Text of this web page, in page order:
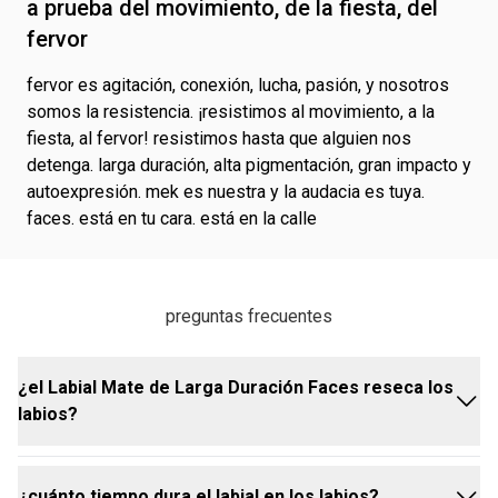
expresar tu belleza del espejo hacia adentro y de la puerta
hacia afuera. Y salir a la calle con actitudes positivas, que
de una belleza evidente. Con una mirada multilook, ofrece
variedad, practicidad y versatilidad en productos que son 2
en 1, multibeneficios y que se pueden combinar entre sí.
Para hacerlo todo a tu manera. Faces es la belleza que
está en la calle. Conectada con lo que pasa en el mundo,
contigo, aquí y ahora. Es una marca inspiradora para que
cada uno se reinvente a sí mismo y el lugar donde vive.
a prueba del movimiento, de la fiesta, del
fervor
fervor es agitación, conexión, lucha, pasión, y nosotros
somos la resistencia. ¡resistimos al movimiento, a la
fiesta, al fervor! resistimos hasta que alguien nos
detenga. larga duración, alta pigmentación, gran impacto y
autoexpresión. mek es nuestra y la audacia es tuya.
faces. está en tu cara. está en la calle
preguntas frecuentes
¿el Labial Mate de Larga Duración Faces reseca los
labios?